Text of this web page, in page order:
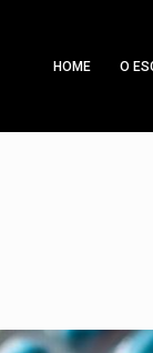
HOME O